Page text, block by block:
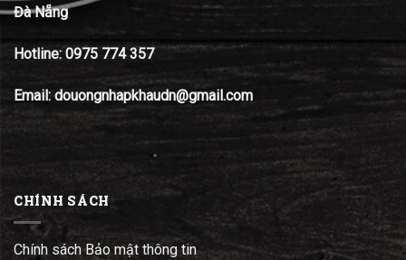
Đà Nẵng
Hotline: 0975 774 357
Email: douongnhapkhaudn@gmail.com
CHÍNH SÁCH
Chính sách Bảo mật thông tin